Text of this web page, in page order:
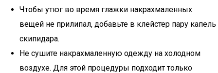
Чтобы утюг во время глажки накрахмаленных
вещей не прилипал, добавьте в клейстер пару капель
скипидара.
Не сушите накрахмаленную одежду на холодном
воздухе. Для этой процедуры подходит только